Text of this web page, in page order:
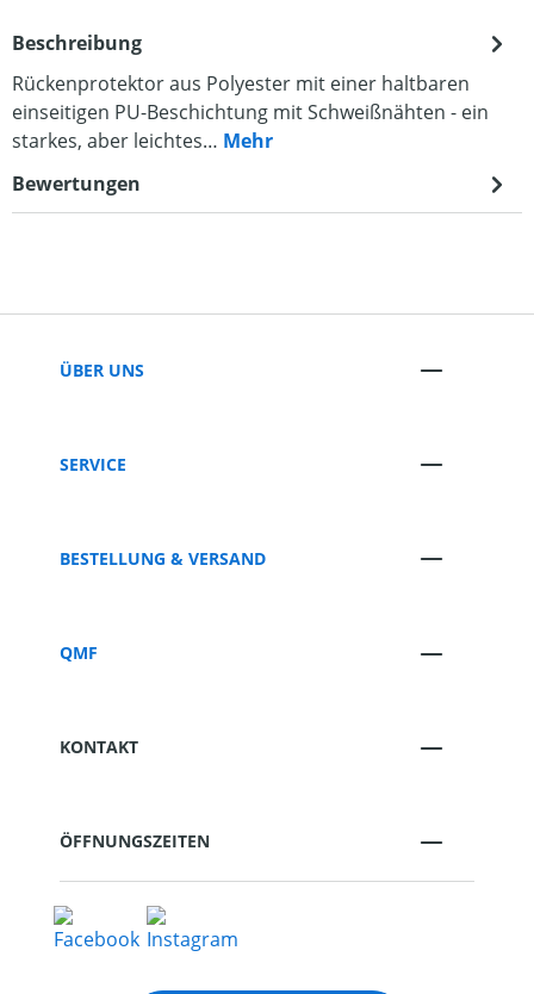
Beschreibung
Rückenprotektor aus Polyester mit einer haltbaren
einseitigen PU-Beschichtung mit Schweißnähten - ein
starkes, aber leichtes… Mehr
Bewertungen
ÜBER UNS
SERVICE
BESTELLUNG & VERSAND
QMF
KONTAKT
ÖFFNUNGSZEITEN